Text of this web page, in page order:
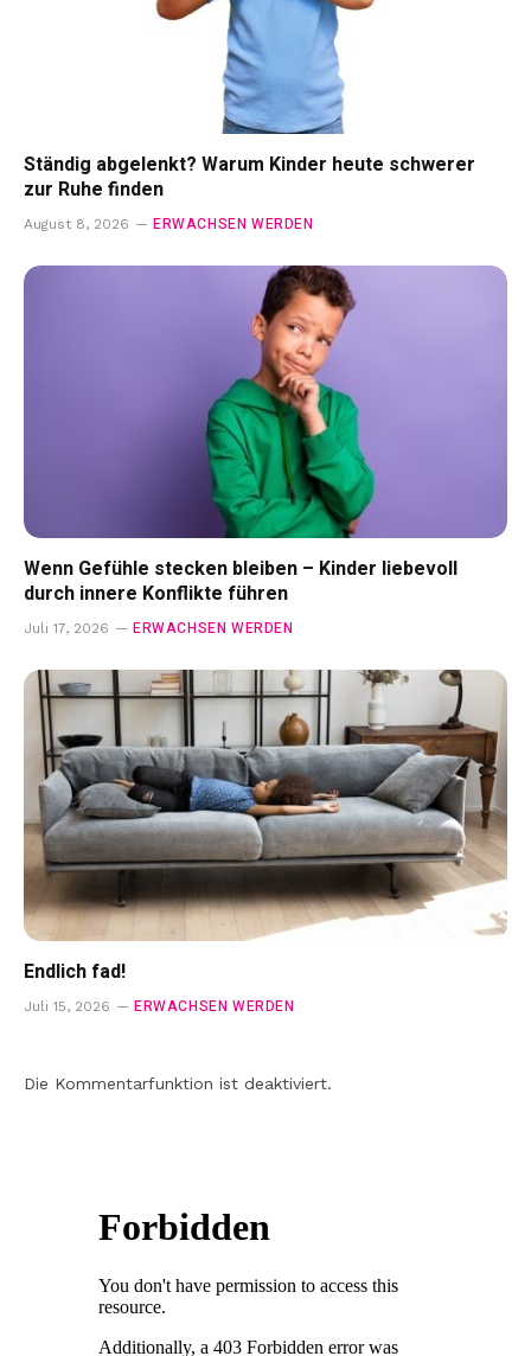
Ständig abgelenkt? Warum Kinder heute schwerer
zur Ruhe finden
August 8, 2026 ERWACHSEN WERDEN
Wenn Gefühle stecken bleiben – Kinder liebevoll
durch innere Konflikte führen
Juli 17, 2026 ERWACHSEN WERDEN
Endlich fad!
Juli 15, 2026 ERWACHSEN WERDEN
Die Kommentarfunktion ist deaktiviert.